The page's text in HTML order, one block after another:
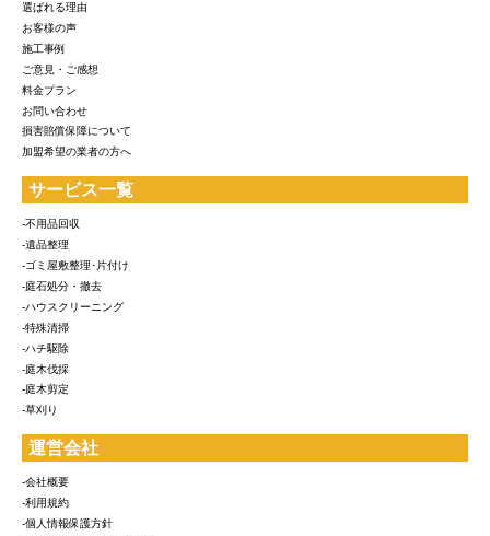
選ばれる理由
お客様の声
施工事例
ご意見・ご感想
料金プラン
お問い合わせ
損害賠償保障について
加盟希望の業者の方へ
サービス一覧
-不用品回収
-遺品整理
-ゴミ屋敷整理･片付け
-庭石処分・撤去
-ハウスクリーニング
-特殊清掃
-ハチ駆除
-庭木伐採
-庭木剪定
-草刈り
運営会社
-会社概要
-利用規約
-個人情報保護方針